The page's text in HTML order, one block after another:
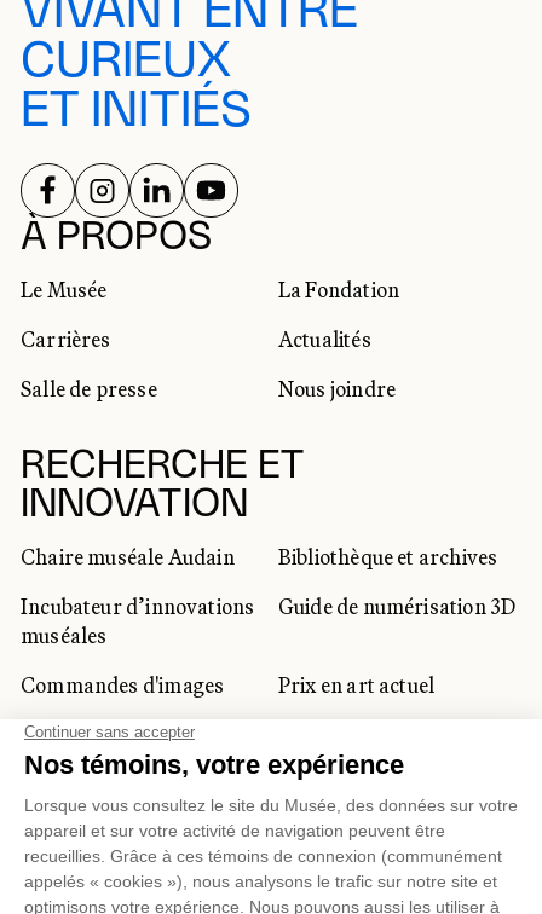
VIVANT ENTRE
CURIEUX
ET INITIÉS
À PROPOS
Le Musée
La Fondation
Carrières
Actualités
Salle de presse
Nous joindre
RECHERCHE ET
INNOVATION
Chaire muséale Audain
Bibliothèque et archives
Incubateur d’innovations
muséales
Guide de numérisation 3D
Commandes d'images
Prix en art actuel
Prix Lynne-Cohen
CLIENTÈLE CORPORATIVE
ET PRIVÉE
Location d'espaces Activités corporatives
RÉSEAUX SOCIAUX
SUIVEZ-NOUS SUR
SUIVEZ-NOUS SUR
SUIVEZ-NOUS SUR
SUIVEZ-NOUS SUR